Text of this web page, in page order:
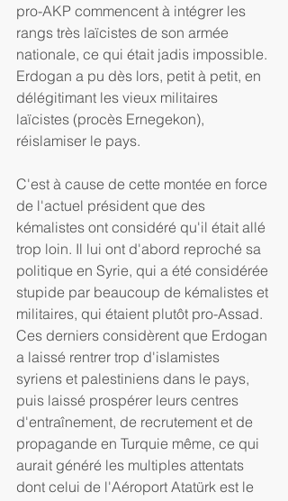
pro-AKP commencent à intégrer les
rangs très laïcistes de son armée
nationale, ce qui était jadis impossible.
Erdogan a pu dès lors, petit à petit, en
délégitimant les vieux militaires
laïcistes (procès Ernegekon),
réislamiser le pays.
C'est à cause de cette montée en force
de l'actuel président que des
kémalistes ont considéré qu'il était allé
trop loin. Il lui ont d'abord reproché sa
politique en Syrie, qui a été considérée
stupide par beaucoup de kémalistes et
militaires, qui étaient plutôt pro-Assad.
Ces derniers considèrent que Erdogan
a laissé rentrer trop d'islamistes
syriens et palestiniens dans le pays,
puis laissé prospérer leurs centres
d'entraînement, de recrutement et de
propagande en Turquie même, ce qui
aurait généré les multiples attentats
dont celui de l'Aéroport Atatürk est le